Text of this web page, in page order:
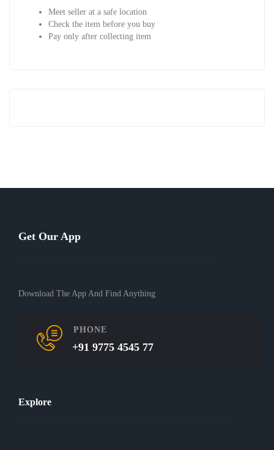
Meet seller at a safe location
Check the item before you buy
Pay only after collecting item
Get Our App
Download The App And Find Anything
PHONE
+91 9775 4545 77
Explore